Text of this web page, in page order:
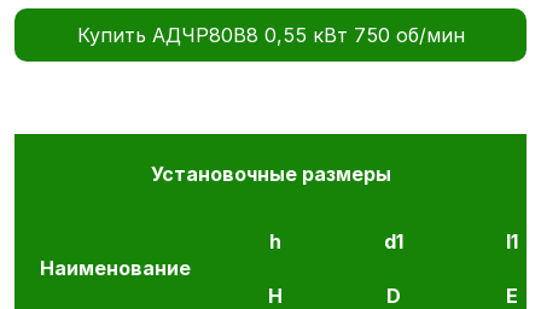
Купить АДЧР80В8 0,55 кВт 750 об/мин
Установочные размеры
Наименование
h d1 l1
H D E